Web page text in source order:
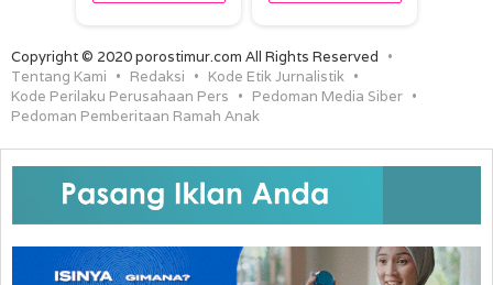
Copyright © 2020 porostimur.com All Rights Reserved
Tentang Kami
Redaksi
Kode Etik Jurnalistik
Kode Perilaku Perusahaan Pers
Pedoman Media Siber
Pedoman Pemberitaan Ramah Anak